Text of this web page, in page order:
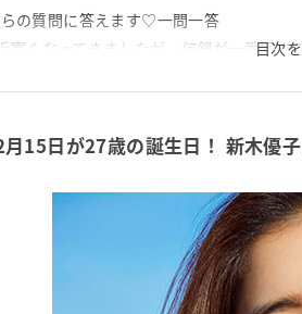
の質問に答えます♡一問一答
寒くなってきましたが、何鍋が一番好き
必ず行うナイトルーティン教えてくださ
系維持のために欠かさずしているトレー
事で気を付けていること、意識しているこ
服コーデを組むときに意識していることを
目次
15日が27歳の誕生日！ 新木優